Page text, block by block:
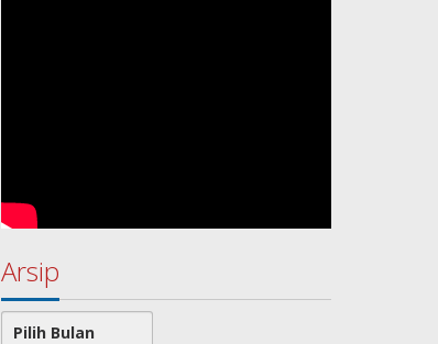
Arsip
Arsip